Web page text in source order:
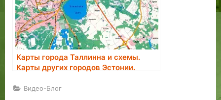
Карты города Таллинна и схемы.
Карты других городов Эстонии.
Видео-Блог